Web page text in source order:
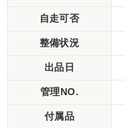
自走可否
整備状況
出品日
管理NO.
付属品